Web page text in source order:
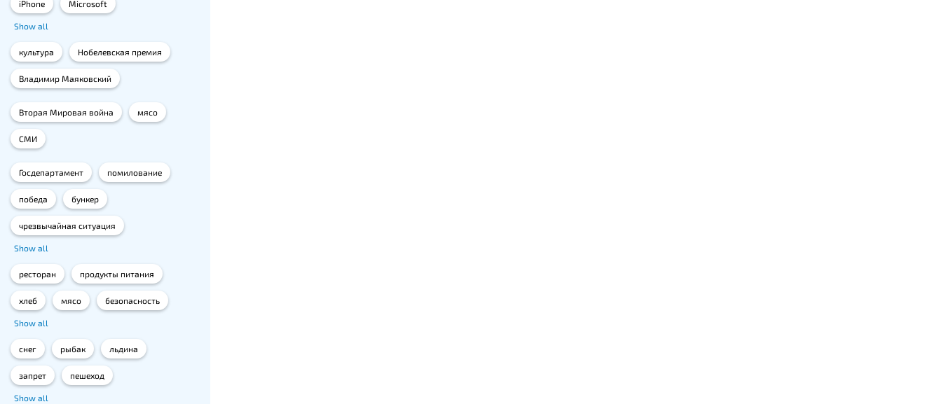
iPhone Microsoft
Show all
культура Нобелевская премия
Владимир Маяковский
Вторая Мировая война мясо
СМИ
Госдепартамент помилование
победа бункер
чрезвычайная ситуация
Show all
ресторан продукты питания
хлеб мясо безопасность
Show all
снег рыбак льдина
запрет пешеход
Show all